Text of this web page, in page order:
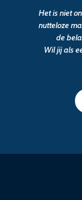
Het is niet
nutteloze
de
Wil jij als